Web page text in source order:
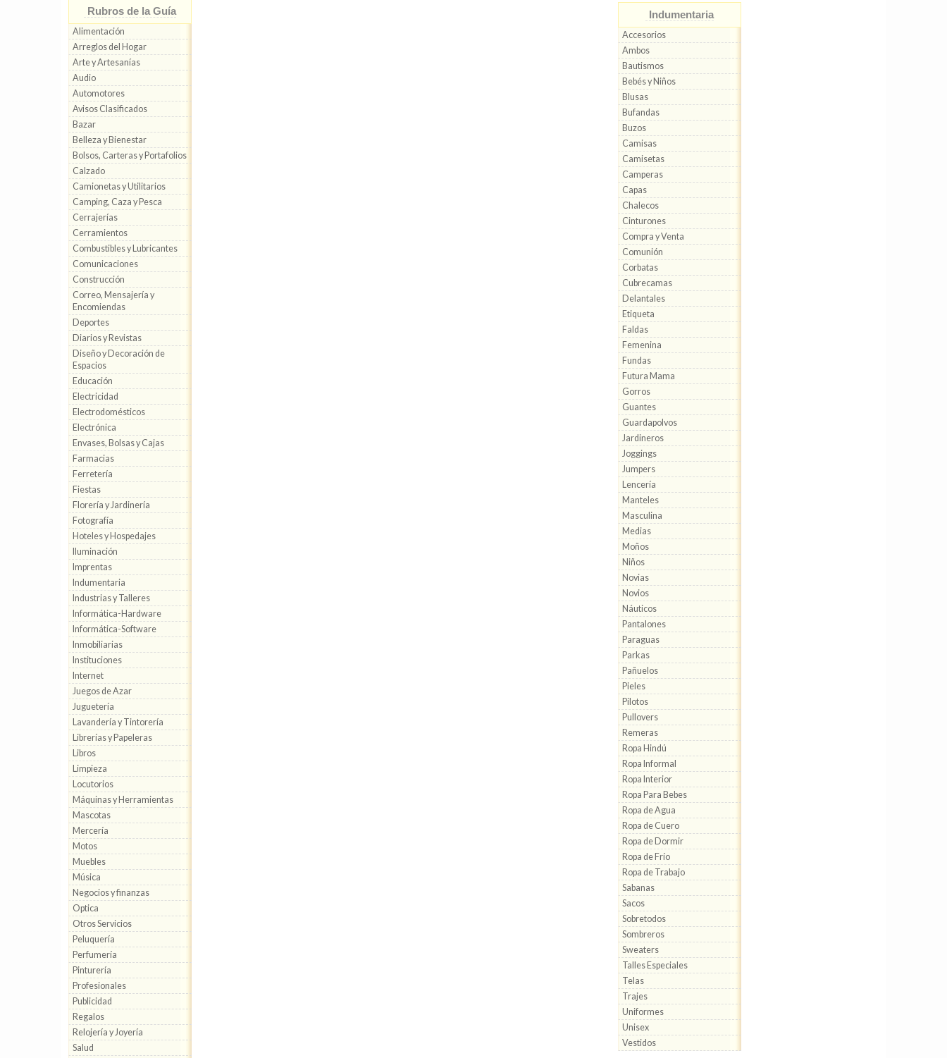
Rubros de la Guía
Alimentación
Arreglos del Hogar
Arte y Artesanías
Audio
Automotores
Avisos Clasificados
Bazar
Belleza y Bienestar
Bolsos, Carteras y Portafolios
Calzado
Camionetas y Utilitarios
Camping, Caza y Pesca
Cerrajerías
Cerramientos
Combustibles y Lubricantes
Comunicaciones
Construcción
Correo, Mensajería y
Encomiendas
Deportes
Diarios y Revistas
Diseño y Decoración de
Espacios
Educación
Electricidad
Electrodomésticos
Electrónica
Envases, Bolsas y Cajas
Farmacias
Ferretería
Fiestas
Florería y Jardinería
Fotografía
Hoteles y Hospedajes
Iluminación
Imprentas
Indumentaria
Industrias y Talleres
Informática-Hardware
Informática-Software
Inmobiliarias
Instituciones
Internet
Juegos de Azar
Juguetería
Lavandería y Tintorería
Librerías y Papeleras
Libros
Limpieza
Locutorios
Máquinas y Herramientas
Mascotas
Mercería
Motos
Muebles
Música
Negocios y finanzas
Optica
Otros Servicios
Peluquería
Perfumería
Pinturería
Profesionales
Publicidad
Regalos
Relojería y Joyería
Salud
Indumentaria
Accesorios
Ambos
Bautismos
Bebés y Niños
Blusas
Bufandas
Buzos
Camisas
Camisetas
Camperas
Capas
Chalecos
Cinturones
Compra y Venta
Comunión
Corbatas
Cubrecamas
Delantales
Etiqueta
Faldas
Femenina
Fundas
Futura Mama
Gorros
Guantes
Guardapolvos
Jardineros
Joggings
Jumpers
Lencería
Manteles
Masculina
Medias
Moños
Niños
Novias
Novios
Náuticos
Pantalones
Paraguas
Parkas
Pañuelos
Pieles
Pilotos
Pullovers
Remeras
Ropa Hindú
Ropa Informal
Ropa Interior
Ropa Para Bebes
Ropa de Agua
Ropa de Cuero
Ropa de Dormir
Ropa de Frío
Ropa de Trabajo
Sabanas
Sacos
Sobretodos
Sombreros
Sweaters
Talles Especiales
Telas
Trajes
Uniformes
Unisex
Vestidos